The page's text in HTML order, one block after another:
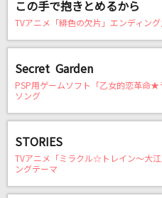
ハルジオン
YOASOBI
仮死化
遼遼
ファタール
GEMN
[生音]不自然な君が好き
この手で抱きとめるから
TVアニメ「緋色の欠片」エンディン
Secret Garden
PSP用ゲームソフト「乙女的恋革命
ソング
STORIES
TVアニメ「ミラクル☆トレイン～大
ングテーマ